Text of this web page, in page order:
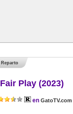
Reparto
Fair Play (2023)
en GatoTV.com